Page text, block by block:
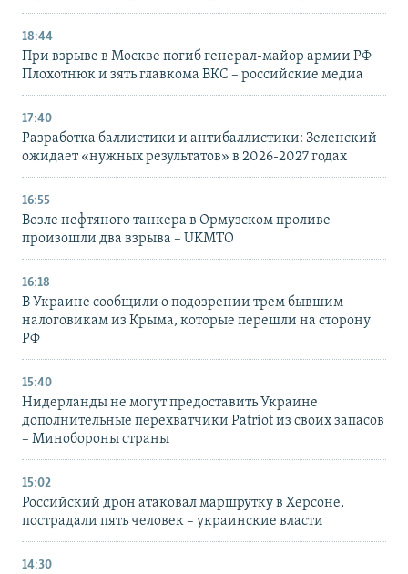
18:44
При взрыве в Москве погиб генерал-майор армии РФ
Плохотнюк и зять главкома ВКС – российские медиа
17:40
Разработка баллистики и антибаллистики: Зеленский
ожидает «нужных результатов» в 2026-2027 годах
16:55
Возле нефтяного танкера в Ормузском проливе
произошли два взрыва – UKMTO
16:18
В Украине сообщили о подозрении трем бывшим
налоговикам из Крыма, которые перешли на сторону
РФ
15:40
Нидерланды не могут предоставить Украине
дополнительные перехватчики Patriot из своих запасов
– Минобороны страны
15:02
Российский дрон атаковал маршрутку в Херсоне,
пострадали пять человек – украинские власти
14:30